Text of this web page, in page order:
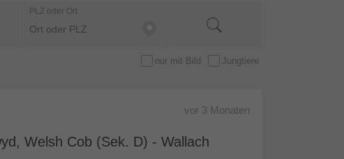
PLZ oder Ort
nur mit Bild Jungtiere
Welsh Cob (Sek. D) - Wallach
vor 3 Monaten